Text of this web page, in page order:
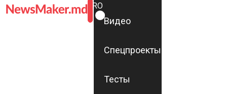
ROMÂNĂ
RU
Видео
Спецпроекты
Тесты